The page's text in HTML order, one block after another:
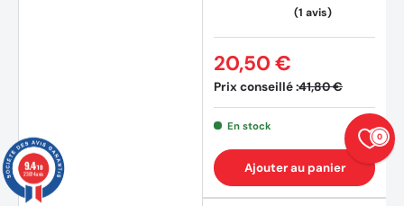
Prix conseillé :41,80 €
20,50 €
En stock
Ajouter au panier
0
9.4/10
23874 avis